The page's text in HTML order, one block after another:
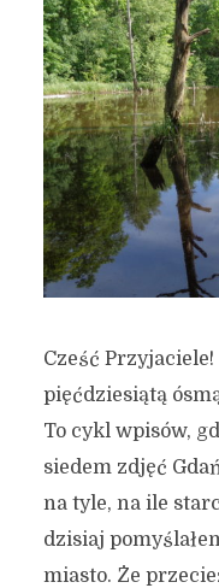
Cześć
pięćdziesiątą
To cykl wpisów,
siedem zdjęć
na tyle, na ile
dzisiaj
miasto. Że